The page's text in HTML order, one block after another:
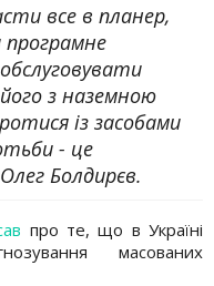
все в планер,
з наземною
із засобами
- це
Болдирєв.
про те, що в Україні
масованих